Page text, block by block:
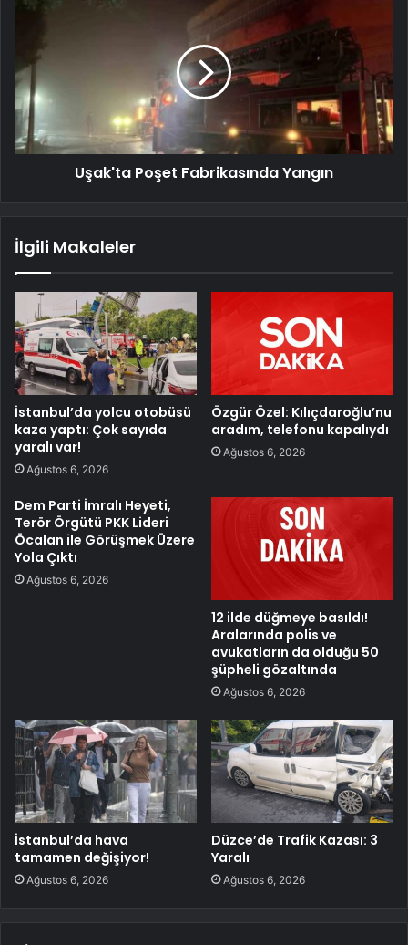
Uşak'ta Poşet Fabrikasında Yangın
İlgili Makaleler
İstanbul’da yolcu otobüsü
kaza yaptı: Çok sayıda
yaralı var!
Ağustos 6, 2026
Özgür Özel: Kılıçdaroğlu’nu
aradım, telefonu kapalıydı
Ağustos 6, 2026
Dem Parti İmralı Heyeti,
Terör Örgütü PKK Lideri
Öcalan ile Görüşmek Üzere
Yola Çıktı
Ağustos 6, 2026
12 ilde düğmeye basıldı!
Aralarında polis ve
avukatların da olduğu 50
şüpheli gözaltında
Ağustos 6, 2026
İstanbul’da hava
tamamen değişiyor!
Ağustos 6, 2026
Düzce’de Trafik Kazası: 3
Yaralı
Ağustos 6, 2026